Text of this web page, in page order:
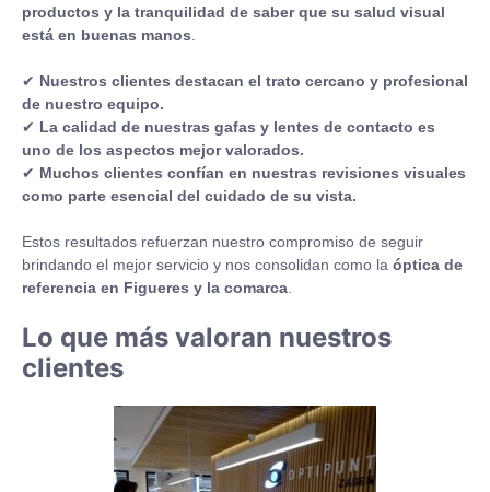
productos y la tranquilidad de saber que su salud visual
está en buenas manos.
✔ Nuestros clientes destacan el trato cercano y profesional
de nuestro equipo.
✔ La calidad de nuestras gafas y lentes de contacto es
uno de los aspectos mejor valorados.
✔ Muchos clientes confían en nuestras revisiones visuales
como parte esencial del cuidado de su vista.
Estos resultados refuerzan nuestro compromiso de seguir
brindando el mejor servicio y nos consolidan como la óptica de
referencia en Figueres y la comarca.
Lo que más valoran nuestros
clientes